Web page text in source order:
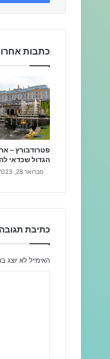
כתבות
פטרודבורץ –
הגדול שכדאי
פברואר 28, 2023
כתיבת תגובה
האימייל לא יוצג